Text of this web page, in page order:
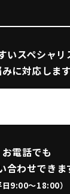
いスペシャリ
に対応します
お電話でも
合わせできま
日9:00〜18:00）